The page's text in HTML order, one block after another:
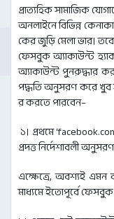
প্রাত্যহিক সামাজিক
অনলাইনে বিভিন্ন
কের জুড়ি মেলা ভার। তবে
ফেসবুক অ্যাকাউন্ট
অ্যাকাউন্ট পুনরুদ্ধার
পদ্ধতি অনুসরণ করে
র করতে পারবেন–
১। প্রথমে
প্রদত্ত নির্দেশাবলী
এক্ষেত্রে, অবশ্যই এমন
মাধ্যমে ইতোপূর্বে